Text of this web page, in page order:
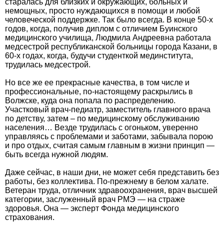
старалась для близких и окружающих, больных и
немощных, просто нуждающихся в помощи и любой
человеческой поддержке. Так было всегда. В конце 50-х
годов, когда, получив диплом с отличием Буинского
медицинского училища, Людмила Андреевна работала
медсестрой республиканской больницы города Казани, в
60-х годах, когда, будучи студенткой мединститута,
трудилась медсестрой.
Но все же ее прекрасные качества, в том числе и
профессиональные, по-настоящему раскрылись в
Волжске, куда она попала по распределению.
Участковый врач-педиатр, заместитель главного врача
по детству, затем – по медицинскому обслуживанию
населения… Везде трудилась с огоньком, уверенно
управляясь с проблемами и заботами, забывала порою
и про отдых, считая самым главным в жизни принцип —
быть всегда нужной людям.
Даже сейчас, в наши дни, не может себя представить без
работы, без коллектива. По-прежнему в белом халате.
Ветеран труда, отличник здравоохранения, врач высшей
категории, заслуженный врач РМЭ — на страже
здоровья. Она — эксперт Фонда медицинского
страхования.